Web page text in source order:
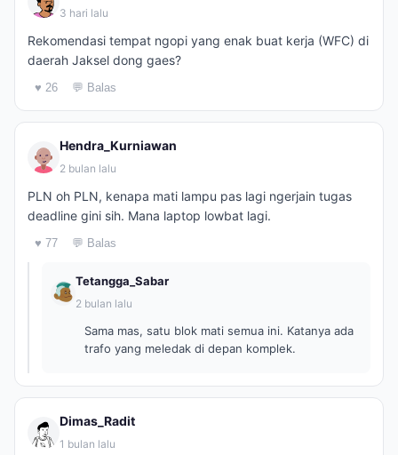
3 hari lalu
Rekomendasi tempat ngopi yang enak buat kerja (WFC) di
daerah Jaksel dong gaes?
♥ 26 💬 Balas
Hendra_Kurniawan
2 bulan lalu
PLN oh PLN, kenapa mati lampu pas lagi ngerjain tugas
deadline gini sih. Mana laptop lowbat lagi.
♥ 77 💬 Balas
Tetangga_Sabar
2 bulan lalu
Sama mas, satu blok mati semua ini. Katanya ada
trafo yang meledak di depan komplek.
Dimas_Radit
1 bulan lalu